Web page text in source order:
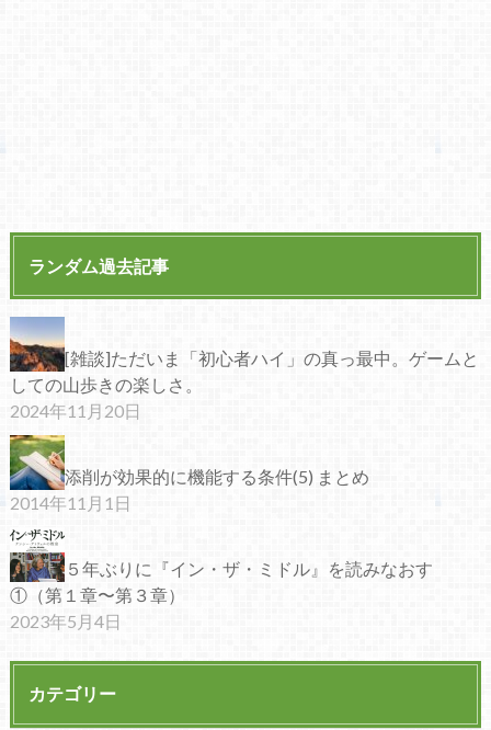
ランダム過去記事
[雑談]ただいま「初心者ハイ」の真っ最中。ゲームと
しての山歩きの楽しさ。
2024年11月20日
添削が効果的に機能する条件(5) まとめ
2014年11月1日
５年ぶりに『イン・ザ・ミドル』を読みなおす
①（第１章〜第３章）
2023年5月4日
カテゴリー